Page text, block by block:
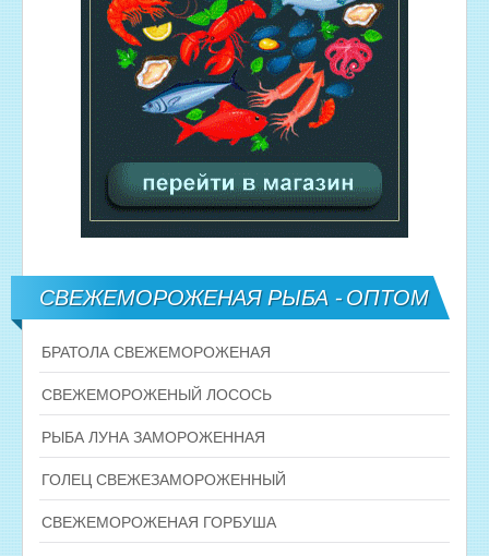
СВЕЖЕМОРОЖЕНАЯ РЫБА - ОПТОМ
БРАТОЛА СВЕЖЕМОРОЖЕНАЯ
СВЕЖЕМОРОЖЕНЫЙ ЛОСОСЬ
РЫБА ЛУНА ЗАМОРОЖЕННАЯ
ГОЛЕЦ СВЕЖЕЗАМОРОЖЕННЫЙ
СВЕЖЕМОРОЖЕНАЯ ГОРБУША